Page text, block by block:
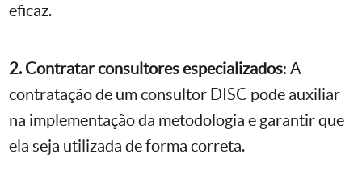
eficaz.
2. Contratar consultores especializados: A
contratação de um consultor DISC pode auxiliar
na implementação da metodologia e garantir que
ela seja utilizada de forma correta.